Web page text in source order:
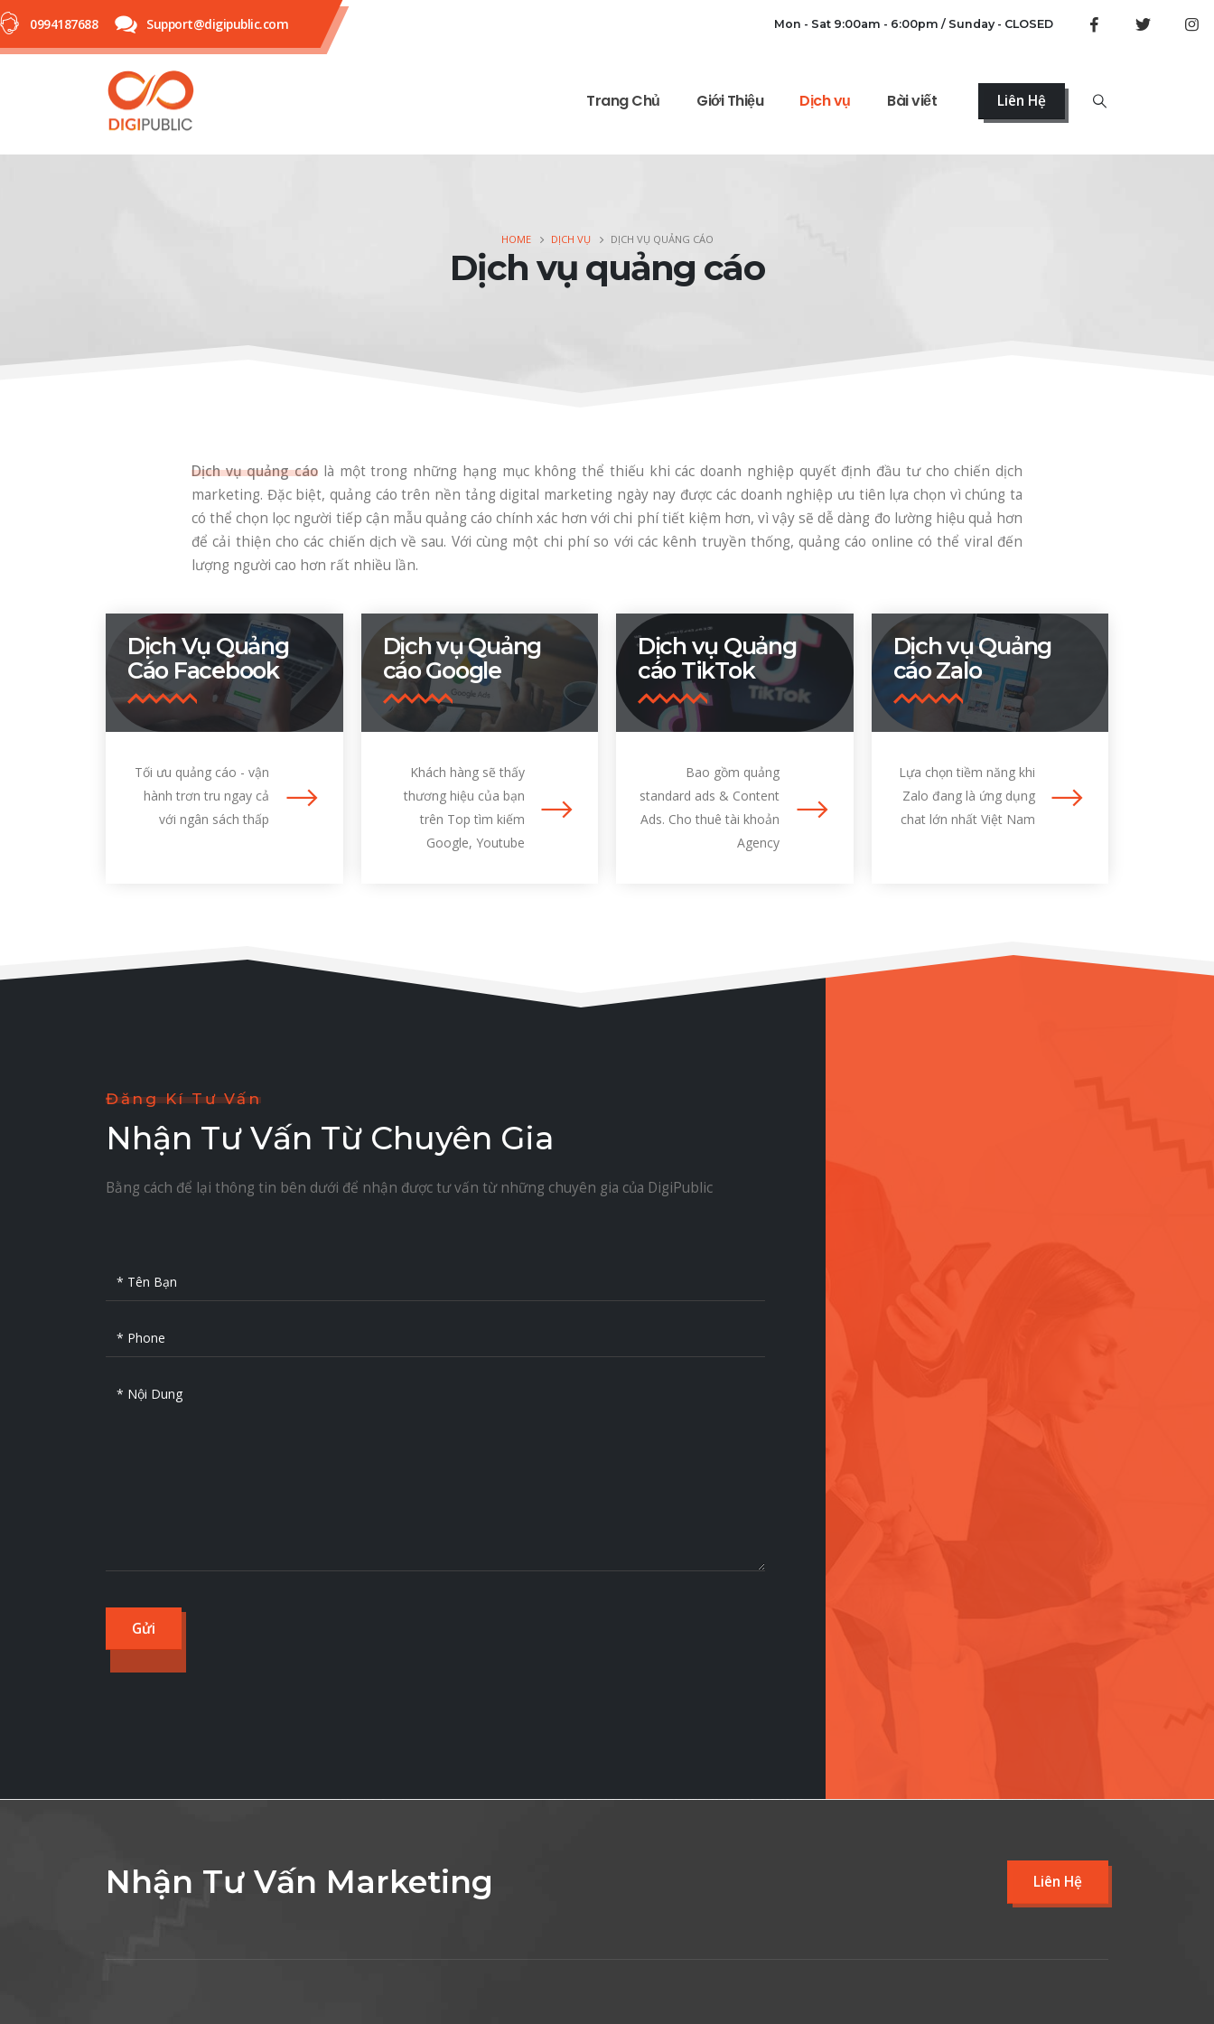
0994187688 Support@digipublic.com Mon - Sat 9:00am - 6:00pm / Sunday - CLOSED
Trang Chủ Giới Thiệu Dịch vụ Bài viết Liên Hệ
HOME DỊCH VỤ DỊCH VỤ QUẢNG CÁO
Dịch vụ quảng cáo
Dịch vụ quảng cáo là một trong những hạng mục không thể thiếu khi các doanh nghiệp quyết định đầu tư cho chiến dịch
marketing. Đặc biệt, quảng cáo trên nền tảng digital marketing ngày nay được các doanh nghiệp ưu tiên lựa chọn vì chúng ta
có thể chọn lọc người tiếp cận mẫu quảng cáo chính xác hơn với chi phí tiết kiệm hơn, vì vậy sẽ dễ dàng đo lường hiệu quả hơn
để cải thiện cho các chiến dịch về sau. Với cùng một chi phí so với các kênh truyền thống, quảng cáo online có thể viral đến
lượng người cao hơn rất nhiều lần.
Dịch Vụ Quảng
Cáo Facebook
Tối ưu quảng cáo - vận
hành trơn tru ngay cả
với ngân sách thấp
Dịch vụ Quảng
cáo Google
Khách hàng sẽ thấy
thương hiệu của bạn
trên Top tìm kiếm
Google, Youtube
Dịch vụ Quảng
cáo TikTok
Bao gồm quảng
standard ads & Content
Ads. Cho thuê tài khoản
Agency
Dịch vụ Quảng
cáo Zalo
Lựa chọn tiềm năng khi
Zalo đang là ứng dụng
chat lớn nhất Việt Nam
Đăng Kí Tư Vấn
Nhận Tư Vấn Từ Chuyên Gia
Bằng cách để lại thông tin bên dưới để nhận được tư vấn từ những chuyên gia của DigiPublic
Nhận Tư Vấn Marketing Liên Hệ